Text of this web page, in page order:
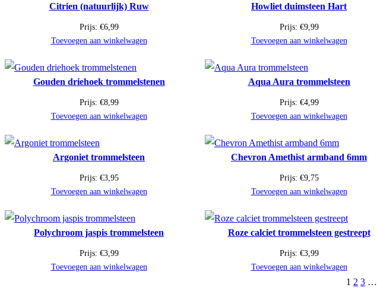
Citrien (natuurlijk) Ruw
Prijs: €6,99
Toevoegen aan winkelwagen
Howliet duimsteen Hart
Prijs: €9,99
Toevoegen aan winkelwagen
Gouden driehoek trommelstenen
Prijs: €8,99
Toevoegen aan winkelwagen
Aqua Aura trommelsteen
Prijs: €4,99
Toevoegen aan winkelwagen
Argoniet trommelsteen
Prijs: €3,95
Toevoegen aan winkelwagen
Chevron Amethist armband 6mm
Prijs: €9,75
Toevoegen aan winkelwagen
Polychroom jaspis trommelsteen
Prijs: €3,99
Toevoegen aan winkelwagen
Roze calciet trommelsteen gestreept
Prijs: €3,99
Toevoegen aan winkelwagen
1 2 3 …